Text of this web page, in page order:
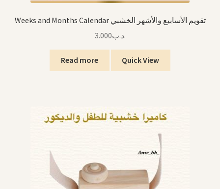
Weeks and Months Calendar تقويم الأسابيع والأشهر الخشبي
.د.ب3.000
Read more Quick View